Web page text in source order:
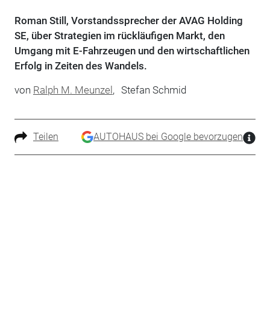
Roman Still, Vorstandssprecher der AVAG Holding
SE, über Strategien im rückläufigen Markt, den
Umgang mit E-Fahrzeugen und den wirtschaftlichen
Erfolg in Zeiten des Wandels.
von Ralph M. Meunzel, Stefan Schmid
Teilen AUTOHAUS bei Google bevorzugen